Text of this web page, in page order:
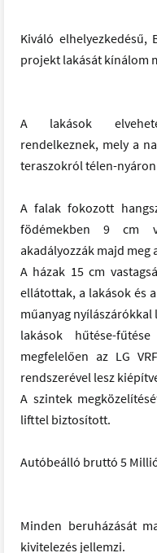
Kiváló
projekt lakását kínálom
A lakások
rendelkeznek, mely a
teraszokról télen-
A falak fokozott
födémekben 9 cm
akadályozzák majd meg
A házak 15 cm
ellátottak, a lakások és
műanyag nyílászárókkal
lakások hűtése-
megfelelően az LG
rendszerével lesz
A szintek
lifttel biztosított.
Autóbeálló bruttó 5
Minden beruházását
kivitelezés jellemzi.